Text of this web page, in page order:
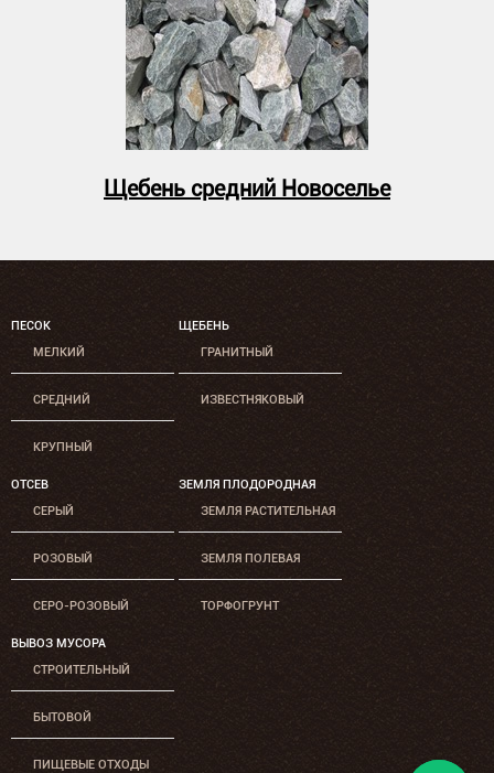
Щебень средний Новоселье
ПЕСОК
МЕЛКИЙ
СРЕДНИЙ
КРУПНЫЙ
ЩЕБЕНЬ
ГРАНИТНЫЙ
ИЗВЕСТНЯКОВЫЙ
ОТСЕВ
СЕРЫЙ
РОЗОВЫЙ
СЕРО-РОЗОВЫЙ
ЗЕМЛЯ ПЛОДОРОДНАЯ
ЗЕМЛЯ РАСТИТЕЛЬНАЯ
ЗЕМЛЯ ПОЛЕВАЯ
ТОРФОГРУНТ
ВЫВОЗ МУСОРА
СТРОИТЕЛЬНЫЙ
БЫТОВОЙ
ПИЩЕВЫЕ ОТХОДЫ